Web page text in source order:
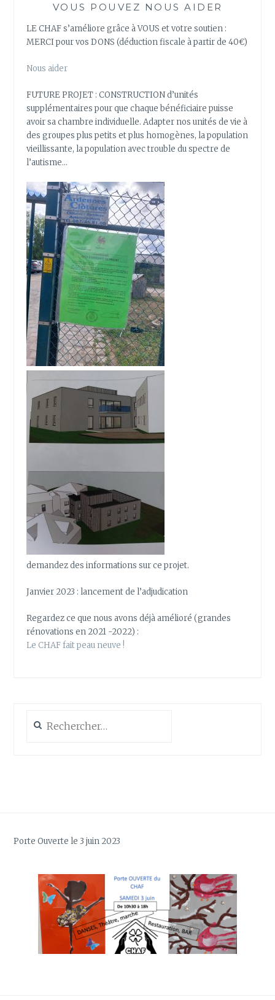
VOUS POUVEZ NOUS AIDER
LE CHAF s’améliore grâce à VOUS et votre soutien :
MERCI pour vos DONS (déduction fiscale à partir de 40€)
Nous aider
FUTURE PROJET : CONSTRUCTION d’unités
supplémentaires pour que chaque bénéficiaire puisse
avoir sa chambre individuelle. Adapter nos unités de vie à
des groupes plus petits et plus homogènes, la population
vieillissante, la population avec trouble du spectre de
l’autisme…
demandez des informations sur ce projet.
Janvier 2023 : lancement de l’adjudication
Regardez ce que nous avons déjà amélioré (grandes
rénovations en 2021 -2022) :
Le CHAF fait peau neuve !
Porte Ouverte le 3 juin 2023